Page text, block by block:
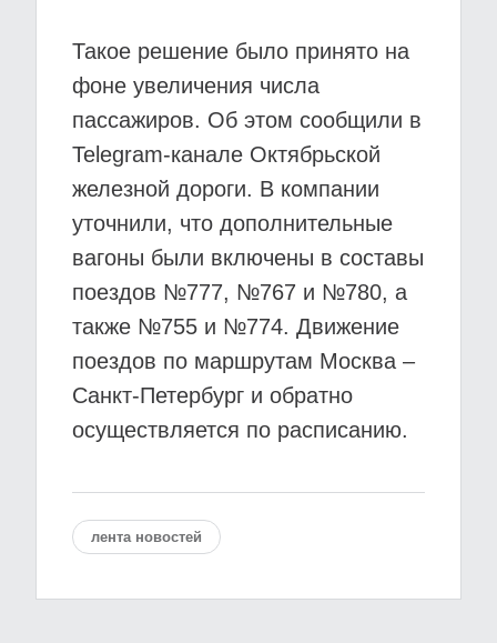
Такое решение было принято на
фоне увеличения числа
пассажиров. Об этом сообщили в
Telegram-канале Октябрьской
железной дороги. В компании
уточнили, что дополнительные
вагоны были включены в составы
поездов №777, №767 и №780, а
также №755 и №774. Движение
поездов по маршрутам Москва –
Санкт-Петербург и обратно
осуществляется по расписанию.
лента новостей